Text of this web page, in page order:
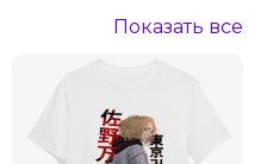
Показать все